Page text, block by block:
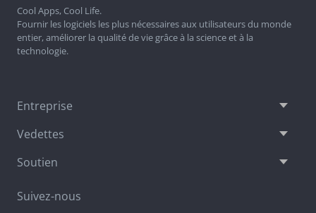
Cool Apps, Cool Life.
Fournir les logiciels les plus nécessaires aux utilisateurs du monde
entier, améliorer la qualité de vie grâce à la science et à la
technologie.
Entreprise
Vedettes
Soutien
Suivez-nous